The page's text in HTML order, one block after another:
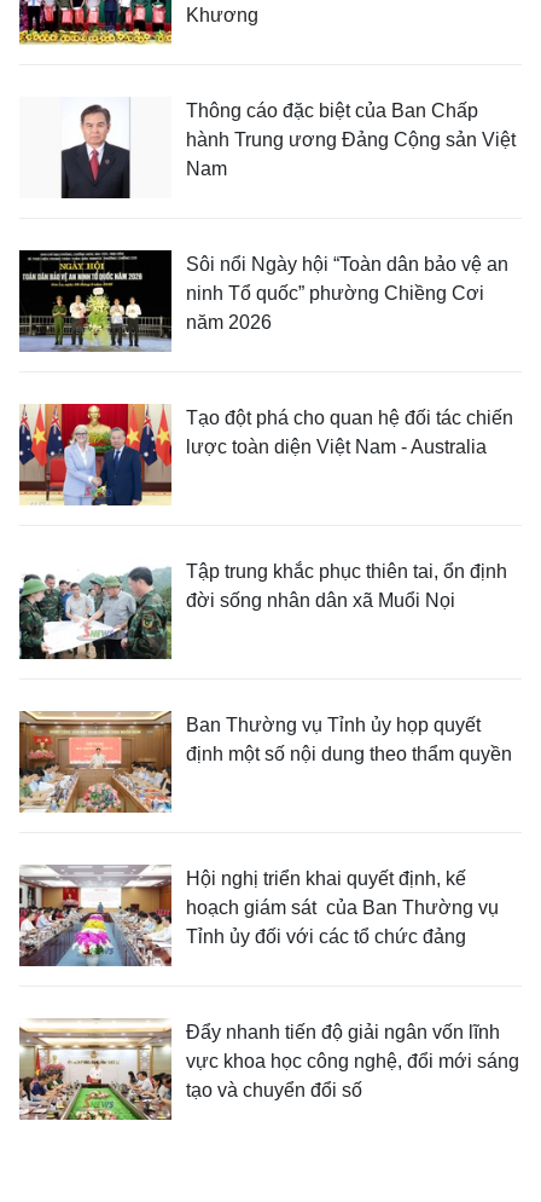
Khương
Thông cáo đặc biệt của Ban Chấp
hành Trung ương Đảng Cộng sản Việt
Nam
Sôi nổi Ngày hội “Toàn dân bảo vệ an
ninh Tổ quốc” phường Chiềng Cơi
năm 2026
Tạo đột phá cho quan hệ đối tác chiến
lược toàn diện Việt Nam - Australia
Tập trung khắc phục thiên tai, ổn định
đời sống nhân dân xã Muổi Nọi
Ban Thường vụ Tỉnh ủy họp quyết
định một số nội dung theo thẩm quyền
Hội nghị triển khai quyết định, kế
hoạch giám sát của Ban Thường vụ
Tỉnh ủy đối với các tổ chức đảng
Đẩy nhanh tiến độ giải ngân vốn lĩnh
vực khoa học công nghệ, đổi mới sáng
tạo và chuyển đổi số